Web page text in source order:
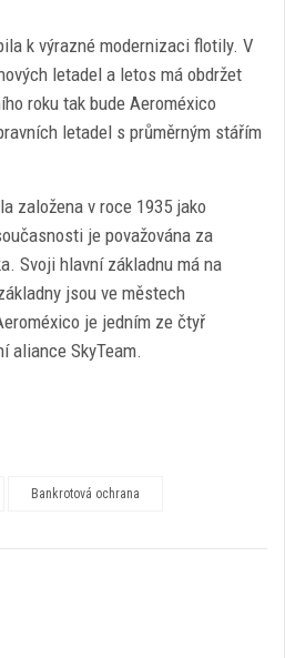
k výrazné modernizaci flotily. V
letadel a letos má obdržet
roku tak bude Aeroméxico
letadel s průměrným stářím
založena v roce 1935 jako
je považována za
Svoji hlavní základnu má na
jsou ve městech
je jedním ze čtyř
aliance SkyTeam.
Bankrotová ochrana